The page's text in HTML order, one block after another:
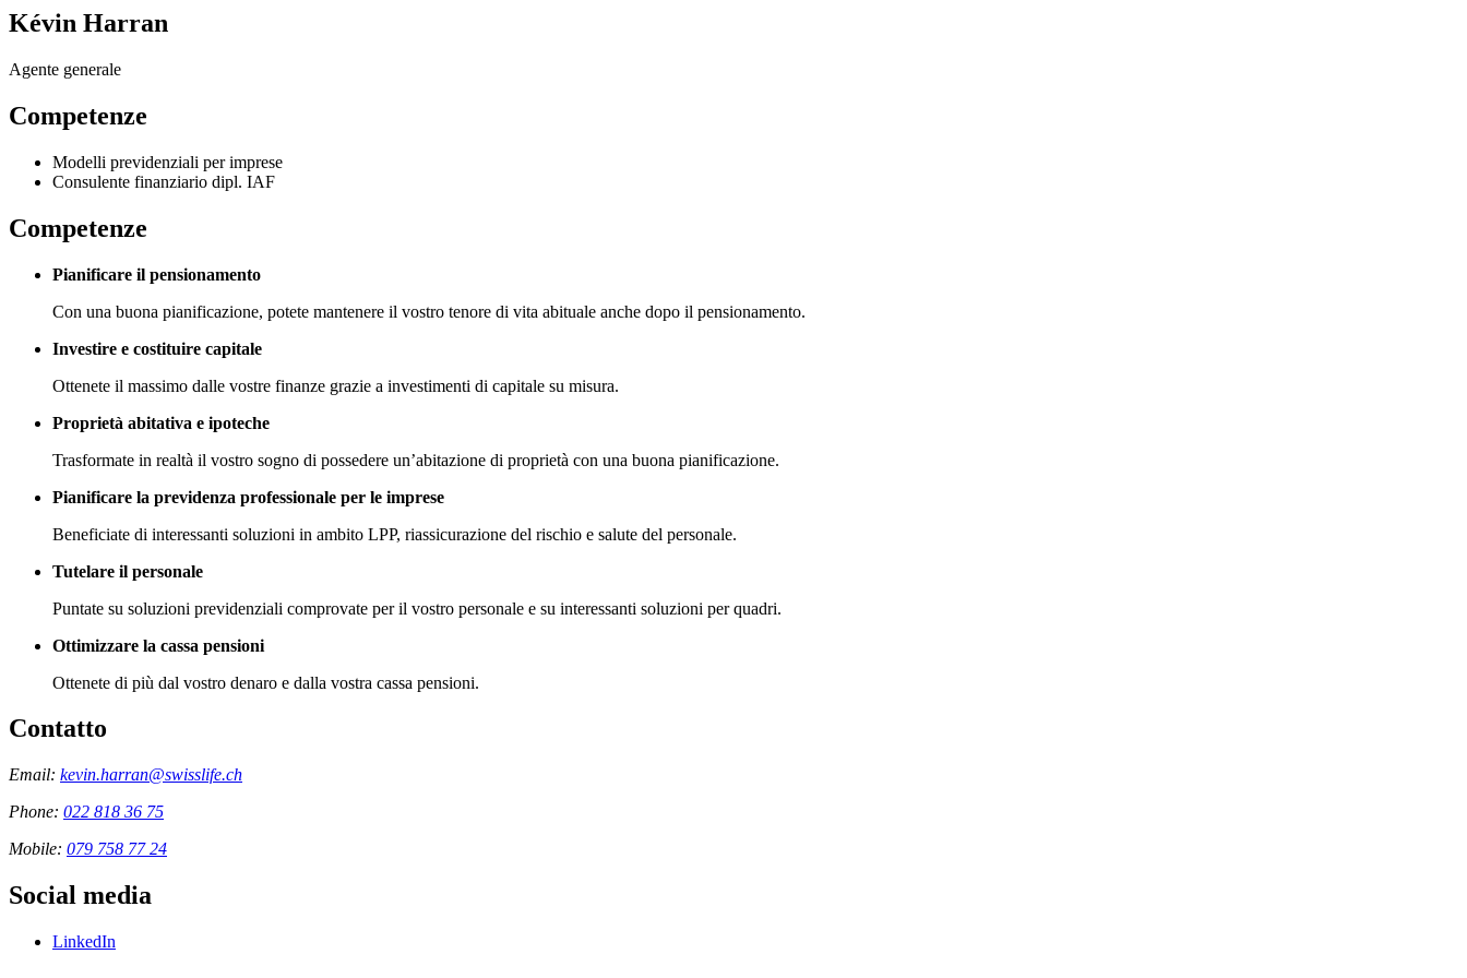
Kévin Harran
Agente generale
Competenze
Modelli previdenziali per imprese
Consulente finanziario dipl. IAF
Competenze
Pianificare il pensionamento
Con una buona pianificazione, potete mantenere il vostro tenore di vita abituale anche dopo il pensionamento.
Investire e costituire capitale
Ottenete il massimo dalle vostre finanze grazie a investimenti di capitale su misura.
Proprietà abitativa e ipoteche
Trasformate in realtà il vostro sogno di possedere un’abitazione di proprietà con una buona pianificazione.
Pianificare la previdenza professionale per le imprese
Beneficiate di interessanti soluzioni in ambito LPP, riassicurazione del rischio e salute del personale.
Tutelare il personale
Puntate su soluzioni previdenziali comprovate per il vostro personale e su interessanti soluzioni per quadri.
Ottimizzare la cassa pensioni
Ottenete di più dal vostro denaro e dalla vostra cassa pensioni.
Contatto
Email: kevin.harran@swisslife.ch
Phone: 022 818 36 75
Mobile: 079 758 77 24
Social media
LinkedIn